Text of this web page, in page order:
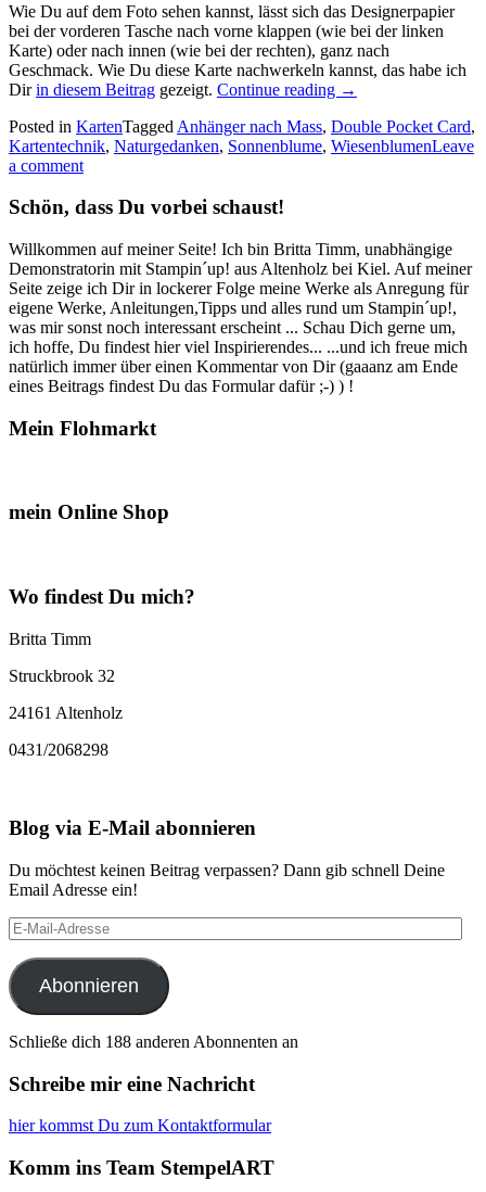
Wie Du auf dem Foto sehen kannst, lässt sich das Designerpapier
bei der vorderen Tasche nach vorne klappen (wie bei der linken
Karte) oder nach innen (wie bei der rechten), ganz nach
Geschmack. Wie Du diese Karte nachwerkeln kannst, das habe ich
Dirin diesem Beitrag gezeigt. Continue reading „Double
Card:
Naturgedanken…“
→
Posted in KartenTagged Anhänger nach Mass, Double Pocket Card,
Kartentechnik, Naturgedanken, Sonnenblume, WiesenblumenLeave
a comment
Schön, dass Du vorbei schaust!
Willkommen auf meiner Seite! Ich bin Britta Timm, unabhängige
Demonstratorin mit Stampin´up! aus Altenholz bei Kiel. Auf meiner
Seite zeige ich Dir in lockerer Folge meine Werke als Anregung für
eigene Werke, Anleitungen,Tipps und alles rund um Stampin´up!,
was mir sonst noch interessant erscheint ... Schau Dich gerne um,
ich hoffe, Du findest hier viel Inspirierendes... ...und ich freue mich
natürlich immer über einen Kommentar von Dir (gaaanz am Ende
eines Beitrags findest Du das Formular dafür ;-) ) !
Mein Flohmarkt
mein Online Shop
Wo findest Du mich?
Britta Timm
Struckbrook 32
24161 Altenholz
0431/2068298
Blog via E-Mail abonnieren
Du möchtest keinen Beitrag verpassen? Dann gib schnell Deine
Email Adresse ein!
E-
Mail-
Adresse
Abonnieren
Schließe dich 188 anderen Abonnenten an
Schreibe mir eine Nachricht
hier kommst Du zum Kontaktformular
Komm ins Team StempelART